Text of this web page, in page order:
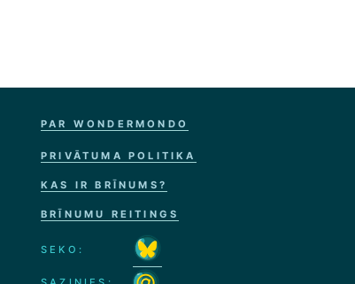
PAR WONDERMONDO
PRIVĀTUMA POLITIKA
KAS IR BRĪNUMS?
BRĪNUMU REITINGS
SEKO: